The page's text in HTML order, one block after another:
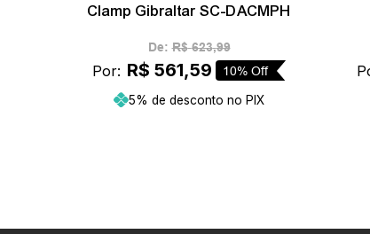
Clamp Gibraltar SC-DACMPH
De: R$ 623,99
Por: R$ 561,59 10% Off
5% de desconto no PIX